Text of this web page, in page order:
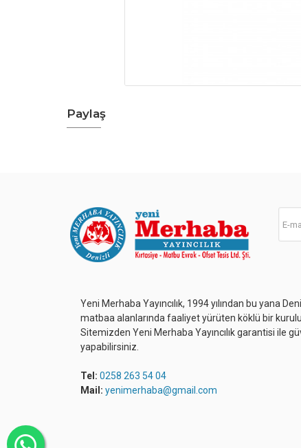
Paylaş
Yeni Merhaba Yayıncılık, 1994 yılından bu yana
matbaa alanlarında faaliyet yürüten köklü bir
Sitemizden Yeni Merhaba Yayıncılık garantisi ile
yapabilirsiniz.
Tel: 0258 263 54 04
Mail: yenimerhaba@gmail.com